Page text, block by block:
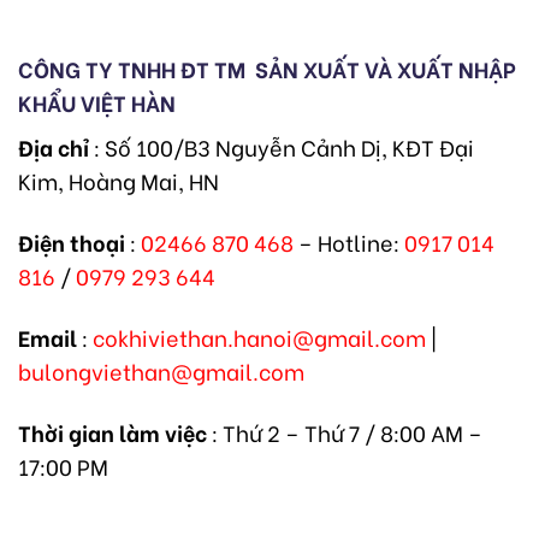
CÔNG TY TNHH ĐT TM SẢN XUẤT VÀ XUẤT NHẬP
KHẨU VIỆT HÀN
Địa chỉ: Số 100/B3 Nguyễn Cảnh Dị, KĐT Đại
Kim, Hoàng Mai, HN
Điện thoại : 02466 870 468 – Hotline: 0917 014
816 /0979 293 644
Email: cokhiviethan.hanoi@gmail.com |
bulongviethan@gmail.com
Thời gian làm việc: Thứ 2 – Thứ 7 / 8:00 AM –
17:00 PM